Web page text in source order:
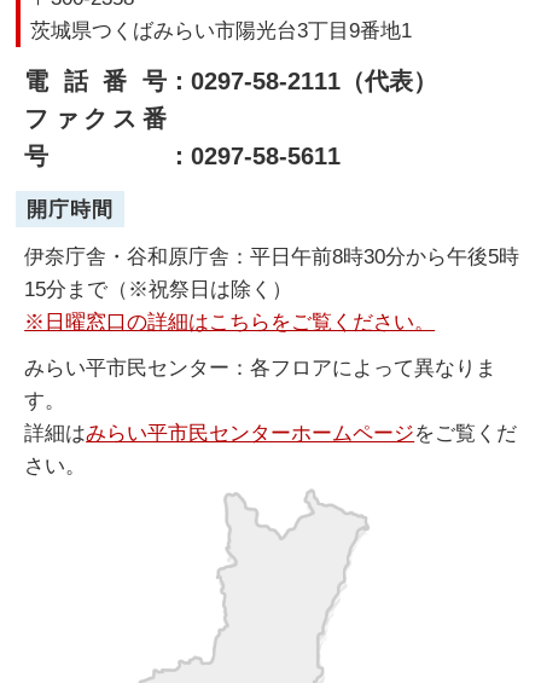
茨城県つくばみらい市陽光台3丁目9番地1
電話番号：0297-58-2111（代表）
ファクス番
号
：0297-58-5611
開庁時間
伊奈庁舎・谷和原庁舎：平日午前8時30分から午後5時
15分まで（※祝祭日は除く）
※日曜窓口の詳細はこちらをご覧ください。
みらい平市民センター：各フロアによって異なりま
す。
詳細はみらい平市民センターホームページをご覧くだ
さい。